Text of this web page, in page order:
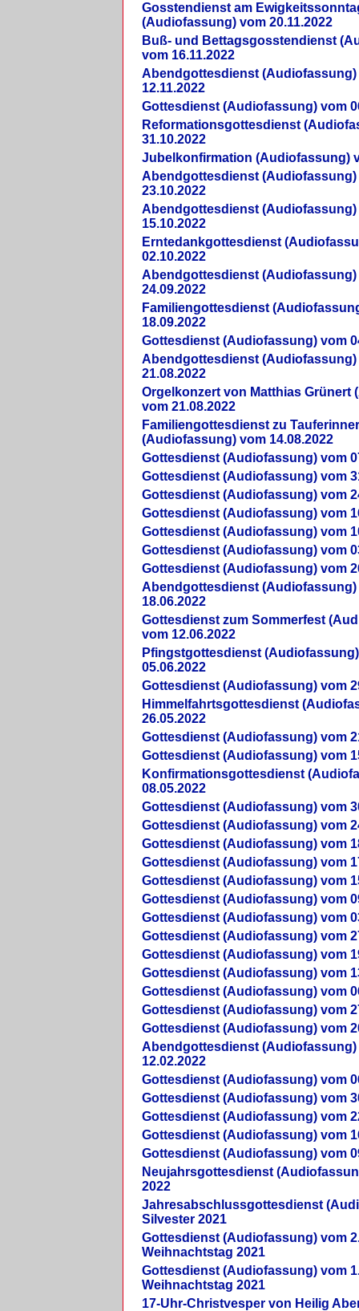
Gosstendienst am
(Audiofassung) vom 20.11.2022
Buß- und Bettagsgosstendienst
vom 16.11.2022
Abendgottesdienst (Audiofassung)
12.11.2022
Gottesdienst (Audiofassung) vom
Reformationsgottesdienst
31.10.2022
Jubelkonfirmation (Audiofassung)
Abendgottesdienst (Audiofassung)
23.10.2022
Abendgottesdienst (Audiofassung)
15.10.2022
Erntedankgottesdienst
02.10.2022
Abendgottesdienst (Audiofassung)
24.09.2022
Familiengottesdienst
18.09.2022
Gottesdienst (Audiofassung) vom
Abendgottesdienst (Audiofassung)
21.08.2022
Orgelkonzert von Matthias Grünert
vom 21.08.2022
Familiengottesdienst zu
(Audiofassung) vom 14.08.2022
Gottesdienst (Audiofassung) vom
Gottesdienst (Audiofassung) vom
Gottesdienst (Audiofassung) vom
Gottesdienst (Audiofassung) vom
Gottesdienst (Audiofassung) vom
Gottesdienst (Audiofassung) vom
Gottesdienst (Audiofassung) vom
Abendgottesdienst (Audiofassung)
18.06.2022
Gottesdienst zum Sommerfest
vom 12.06.2022
Pfingstgottesdienst
05.06.2022
Gottesdienst (Audiofassung) vom
Himmelfahrtsgottesdienst
26.05.2022
Gottesdienst (Audiofassung) vom
Gottesdienst (Audiofassung) vom
Konfirmationsgottesdienst
08.05.2022
Gottesdienst (Audiofassung) vom
Gottesdienst (Audiofassung) vom
Gottesdienst (Audiofassung) vom
Gottesdienst (Audiofassung) vom
Gottesdienst (Audiofassung) vom
Gottesdienst (Audiofassung) vom
Gottesdienst (Audiofassung) vom
Gottesdienst (Audiofassung) vom
Gottesdienst (Audiofassung) vom
Gottesdienst (Audiofassung) vom
Gottesdienst (Audiofassung) vom
Gottesdienst (Audiofassung) vom
Gottesdienst (Audiofassung) vom
Abendgottesdienst (Audiofassung)
12.02.2022
Gottesdienst (Audiofassung) vom
Gottesdienst (Audiofassung) vom
Gottesdienst (Audiofassung) vom
Gottesdienst (Audiofassung) vom
Gottesdienst (Audiofassung) vom
Neujahrsgottesdienst
2022
Jahresabschlussgottesdienst
Silvester 2021
Gottesdienst (Audiofassung) vom
Weihnachtstag 2021
Gottesdienst (Audiofassung) vom
Weihnachtstag 2021
17-Uhr-Christvesper von Heilig